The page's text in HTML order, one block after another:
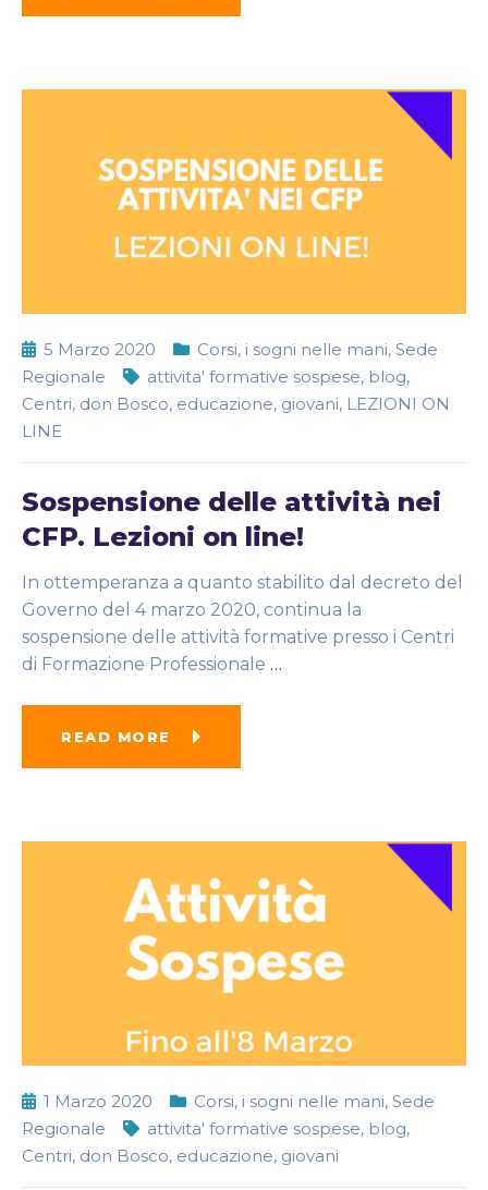
5 Marzo 2020 Corsi, i sogni nelle mani, Sede
Regionale
attivita' formative sospese, blog,
Centri, don Bosco, educazione, giovani, LEZIONI ON
LINE
Sospensione delle attività nei
CFP. Lezioni on line!
In ottemperanza a quanto stabilito dal decreto del
Governo del 4 marzo 2020, continua la
sospensione delle attività formative presso i Centri
di Formazione Professionale …
READ MORE
1 Marzo 2020 Corsi, i sogni nelle mani, Sede
Regionale
attivita' formative sospese, blog,
Centri, don Bosco, educazione, giovani